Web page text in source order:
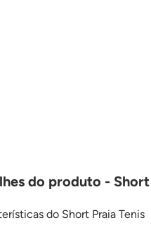
do produto - Short
do Short Praia Tenis